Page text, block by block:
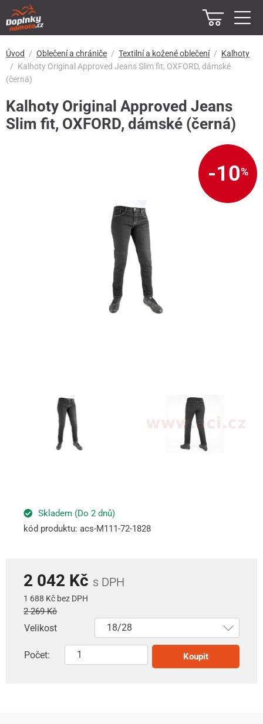
Úvod Oblečení a chrániče Textilní a kožené oblečení
Kalhoty
Kalhoty Original Approved Jeans Slim fit, OXFORD, dámské
(černá)
Kalhoty Original Approved Jeans
Slim fit, OXFORD, dámské (černá)
-10%
Skladem (Do 2 dnů)
kód produktu: acs-M111-72-1828
2 042 Kč s DPH
1 688 Kč bez DPH
2 269 Kč
Velikost
Počet: Koupit